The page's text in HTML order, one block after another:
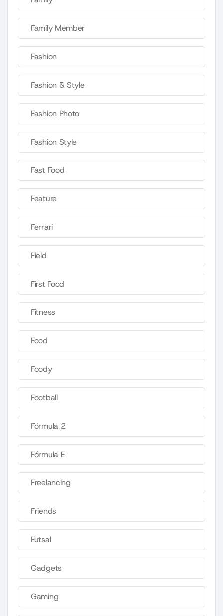
Family Member
Fashion
Fashion & Style
Fashion Photo
Fashion Style
Fast Food
Feature
Ferrari
Field
First Food
Fitness
Food
Foody
Football
Fórmula 2
Fórmula E
Freelancing
Friends
Futsal
Gadgets
Gaming